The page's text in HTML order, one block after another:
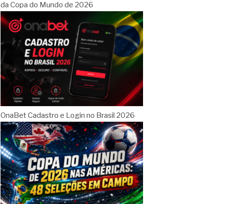
da Copa do Mundo de 2026
OnaBet Cadastro e Login no Brasil 2026